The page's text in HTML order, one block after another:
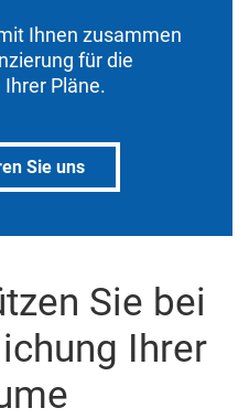
Ihnen zusammen
für die
Pläne.
Sie uns
Sie bei
Ihrer